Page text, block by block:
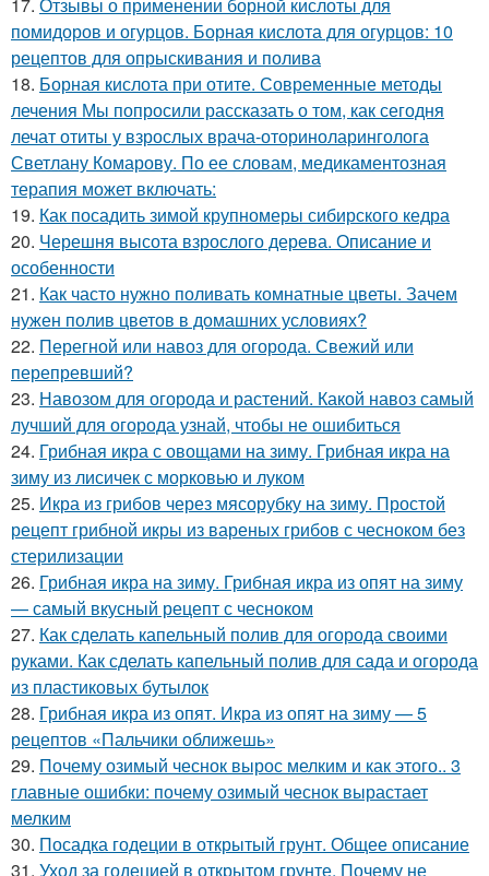
помидоров и огурцов. Борная кислота для огурцов: 10
рецептов для опрыскивания и полива
18. Борная кислота при отите. Современные методы
лечения Мы попросили рассказать о том, как сегодня
лечат отиты у взрослых врача-оториноларинголога
Светлану Комарову. По ее словам, медикаментозная
терапия может включать:
19. Как посадить зимой крупномеры сибирского кедра
20. Черешня высота взрослого дерева. Описание и
особенности
21. Как часто нужно поливать комнатные цветы. Зачем
нужен полив цветов в домашних условиях?
22. Перегной или навоз для огорода. Свежий или
перепревший?
23. Навозом для огорода и растений. Какой навоз самый
лучший для огорода узнай, чтобы не ошибиться
24. Грибная икра с овощами на зиму. Грибная икра на
зиму из лисичек с морковью и луком
25. Икра из грибов через мясорубку на зиму. Простой
рецепт грибной икры из вареных грибов с чесноком без
стерилизации
26. Грибная икра на зиму. Грибная икра из опят на зиму
— самый вкусный рецепт с чесноком
27. Как сделать капельный полив для огорода своими
руками. Как сделать капельный полив для сада и огорода
из пластиковых бутылок
28. Грибная икра из опят. Икра из опят на зиму — 5
рецептов «Пальчики оближешь»
29. Почему озимый чеснок вырос мелким и как этого.. 3
главные ошибки: почему озимый чеснок вырастает
мелким
30. Посадка годеции в открытый грунт. Общее описание
31. Уход за годецией в открытом грунте. Почему не